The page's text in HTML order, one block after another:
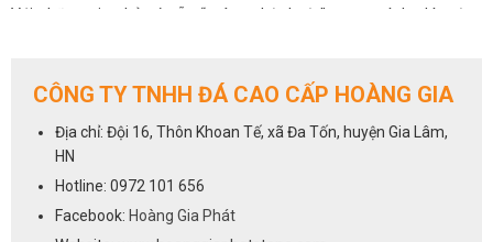
Với những gia chủ có sẵn “máu nghệ thuật” trong mình, thì một
2.2.Tranh đá giúp điều hòa phong thủy cho phòng khách
nghĩa phong thủy, có thể tác động đến âm dương ngũ hành và làm
thay đổi vận khí trong nhà. Được hình thành hoàn toàn từ tự nhiên,
nên có tác dụng tạo không gian thoáng đãng, mở rộng tầm nhìn,
đem đến nguồn năng lượng tích cực, an nhiên cho các thành viên
CÔNG TY TNHH ĐÁ CAO CẤP HOÀNG GIA
Địa chỉ: Đội 16, Thôn Khoan Tế, xã Đa Tốn, huyện Gia Lâm,
HN
Hotline: 0972 101 656
Facebook: Hoàng Gia Phát